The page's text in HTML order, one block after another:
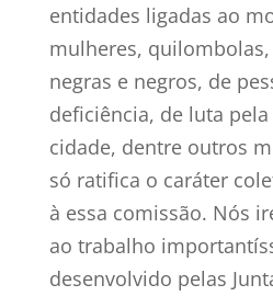
entidades ligadas ao
mulheres,
negras e negros, de
deficiência, de luta
cidade, dentre outros
só ratifica o caráter
à essa comissão. Nós
ao trabalho
desenvolvido pelas